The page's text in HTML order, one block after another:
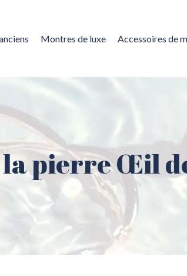
Montres de luxe Accessoires de
la pierre Œil